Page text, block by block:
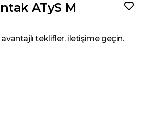
ATyS M
teklifler. iletişime geçin.